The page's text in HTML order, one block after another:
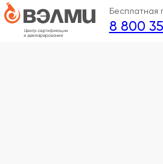
Бесплатная горячая линия:
8 800 350 9008